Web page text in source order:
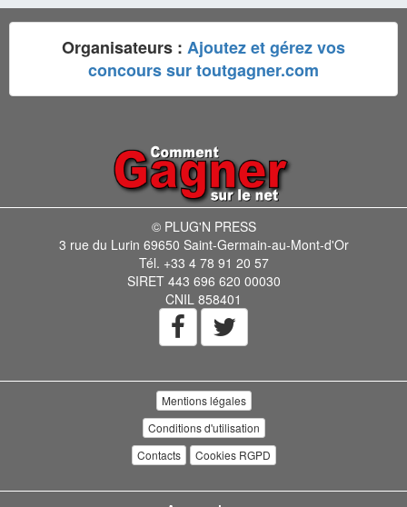
Organisateurs : Ajoutez et gérez vos
concours sur toutgagner.com
© PLUG'N PRESS
3 rue du Lurin 69650 Saint-Germain-au-Mont-d'Or
Tél. +33 4 78 91 20 57
SIRET 443 696 620 00030
CNIL 858401
Mentions légales
Conditions d'utilisation
Contacts
Cookies RGPD